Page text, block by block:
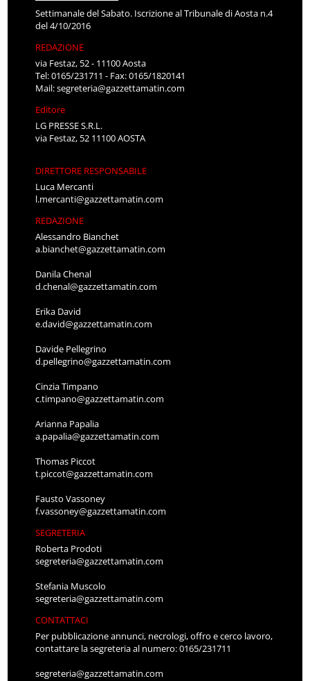
Settimanale del Sabato. Iscrizione al Tribunale di Aosta n.4
del 4/10/2016
REDAZIONE
via Festaz, 52 - 11100 Aosta
Tel: 0165/231711 - Fax: 0165/1820141
Mail:segreteria@gazzettamatin.com
Editore
LG PRESSE S.R.L.
via Festaz, 52 11100 AOSTA
DIRETTORE RESPONSABILE
Luca Mercanti
l.mercanti@gazzettamatin.com
REDAZIONE
Alessandro Bianchet
a.bianchet@gazzettamatin.com
Danila Chenal
d.chenal@gazzettamatin.com
Erika David
e.david@gazzettamatin.com
Davide Pellegrino
d.pellegrino@gazzettamatin.com
Cinzia Timpano
c.timpano@gazzettamatin.com
Arianna Papalia
a.papalia@gazzettamatin.com
Thomas Piccot
t.piccot@gazzettamatin.com
Fausto Vassoney
f.vassoney@gazzettamatin.com
SEGRETERIA
Roberta Prodoti
segreteria@gazzettamatin.com
Stefania Muscolo
segreteria@gazzettamatin.com
CONTATTACI
Per pubblicazione annunci, necrologi, offro e cerco lavoro,
contattare la segreteria al numero: 0165/231711
segreteria@gazzettamatin.com